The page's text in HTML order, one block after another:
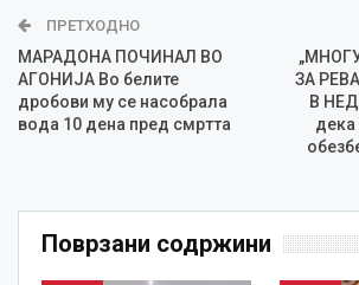
ПРЕТХОДНО
МАРАДОНА ПОЧИНАЛ ВО
АГОНИЈА Во белите
дробови му се насобрала
вода 10 дена пред смртта
ЗА
В
Поврзани содржини